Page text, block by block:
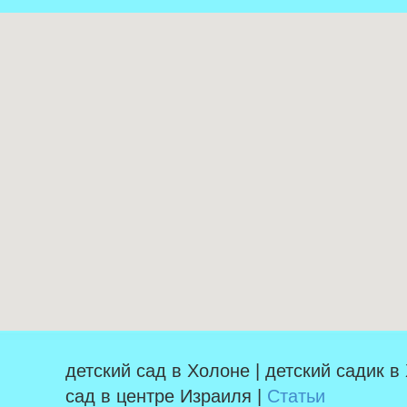
детский сад в Холоне | детский садик
сад в центре Израиля | Статьи